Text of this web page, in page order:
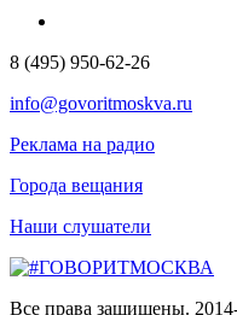
8 (495) 950-62-26
info@govoritmoskva.ru
Реклама на радио
Города вещания
Наши слушатели
Все права защищены.